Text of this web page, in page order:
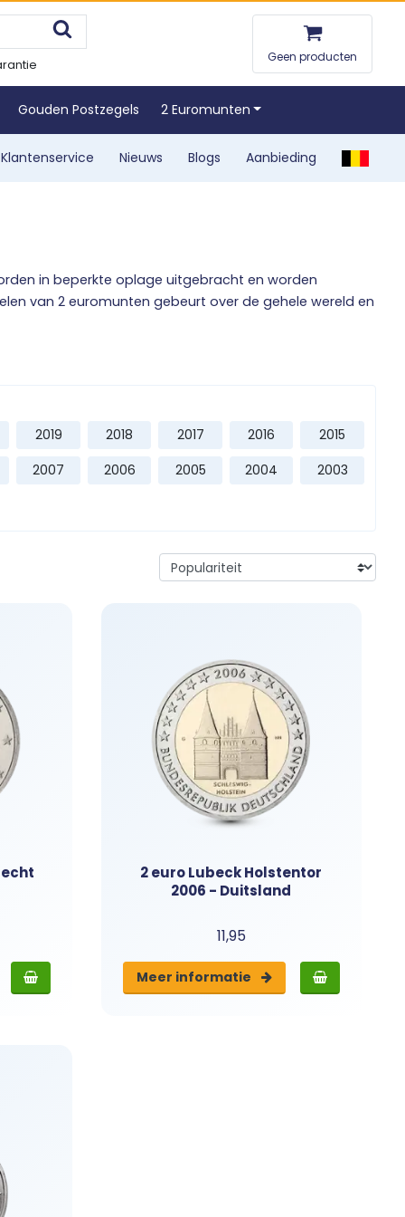
Geen producten
Gouden Postzegels 2 Euromunten
Klantenservice Nieuws Blogs Aanbieding
in beperkte oplage uitgebracht en worden
van 2 euromunten gebeurt over de gehele wereld en
2019 2018 2017 2016
2015
2007
2006 2005 2004 2003
2 euro Lubeck Holstentor
2006 - Duitsland
11,95
Meer informatie